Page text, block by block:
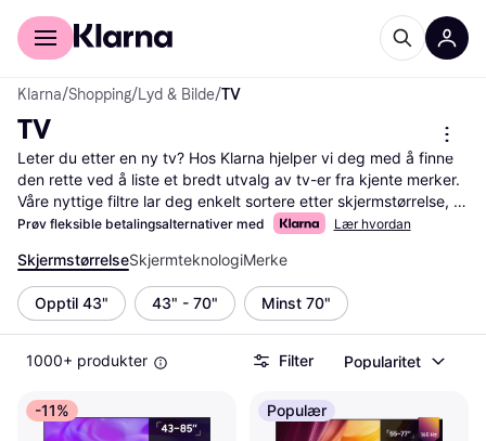
For kunder
Klarna/Shopping/Lyd & Bilde/TV
TV
Leter du etter en ny tv? Hos Klarna hjelper vi deg med å finne
den rette ved å liste et bredt utvalg av tv-er fra kjente merker.
Våre nyttige filtre lar deg enkelt sortere etter skjermstørrelse,
oppløsning og pris, slik at du raskt finner det som passer dine
brukeranmeldelser for å se hva andre synes om produktet før
du bestemmer deg. Dette gjør det enklere å ta en veloverveid
beslutning. Vi gir deg muligheten til å sammenligne priser fra
flere forhandlere, slik at du alltid får mest verdi for pengene.
Klarna gjør det lett å navigere blant de mange alternativene og
finne de beste tilbudene. Start her for å finne din neste tv og få
en fantastisk seeropplevelse!
Les mer om tv her
Prøv fleksible betalingsalternativer med Lær hvordan
SkjermstørrelseSkjermteknologiMerke
Opptil 43" 43" - 70" Minst 70"
1000+ produkter Filter Popularitet
-11% Populær